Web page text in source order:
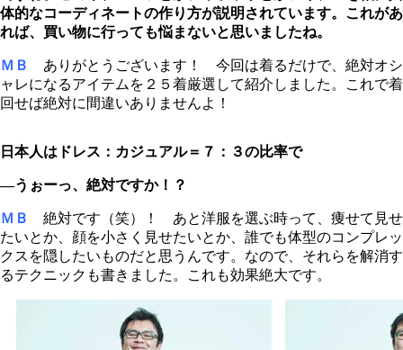
体的なコーディネートの作り方が説明されています。これがあ
れば、買い物に行っても悩まないと思いましたね。
ＭＢ
ありがとうございます！ 今回は着るだけで、絶対オシ
ャレになるアイテムを２５着厳選して紹介しました。これで着
回せば絶対に間違いありませんよ！
日本人はドレス：カジュアル＝７：３の比率で
―うぉーっ、絶対ですか！？
ＭＢ
絶対です（笑）！ あと洋服を選ぶ時って、痩せて見せ
たいとか、顔を小さく見せたいとか、誰でも体型のコンプレッ
クスを隠したいものだと思うんです。なので、それらを解消す
るテクニックも書きました。これも効果絶大です。